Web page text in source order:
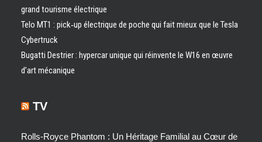
grand tourisme électrique
Telo MT1 : pick‑up électrique de poche qui fait mieux que le Tesla
Cybertruck
Bugatti Destrier : hypercar unique qui réinvente le W16 en œuvre
d’art mécanique
TV
Rolls-Royce Phantom : Un Héritage Familial au Cœur de